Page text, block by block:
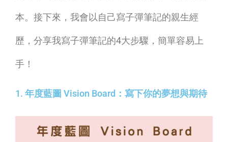
本。接下來，我會以自己寫子彈筆記的親生經
歷，分享我寫子彈筆記的4大步驟，簡單容易上
手！
1. 年度藍圖 Vision Board：寫下你的夢想與期待